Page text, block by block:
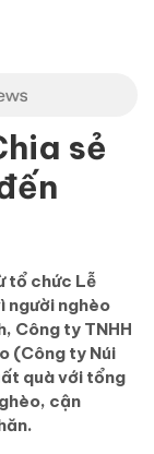
sẻ
tổ chức Lễ
người nghèo
Công ty TNHH
(Công ty Núi
quà với tổng
cận